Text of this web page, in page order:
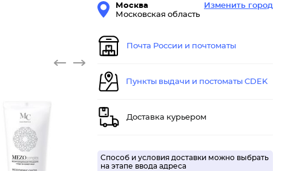
Москва
Московская область
Изменить город
Почта России и почтоматы
Пункты выдачи и постоматы CDEK
Доставка курьером
Способ и условия доставки можно выбрать
на этапе ввода адреса